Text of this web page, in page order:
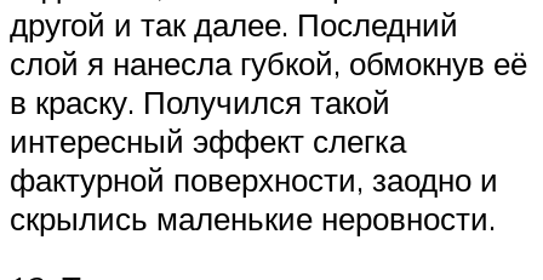
другой и так далее. Последний
слой я нанесла губкой, обмокнув её
в краску. Получился такой
интересный эффект слегка
фактурной поверхности, заодно и
скрылись маленькие неровности.